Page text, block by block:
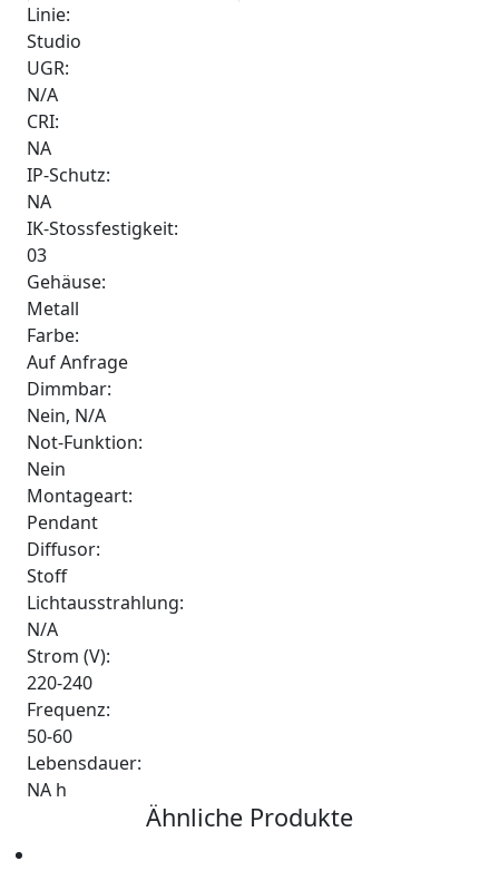
Linie:
Studio
UGR:
N/A
CRI:
NA
IP-Schutz:
NA
IK-Stossfestigkeit:
03
Gehäuse:
Metall
Farbe:
Auf Anfrage
Dimmbar:
Nein, N/A
Not-Funktion:
Nein
Montageart:
Pendant
Diffusor:
Stoff
Lichtausstrahlung:
N/A
Strom (V):
220-240
Frequenz:
50-60
Lebensdauer:
NA h
Ähnliche Produkte